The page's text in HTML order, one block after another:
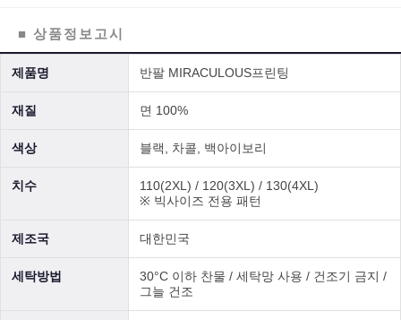
■ 상품정보고시
제품명 반팔 MIRACULOUS프린팅
재질 면 100%
색상 블랙, 차콜, 백아이보리
치수
110(2XL) / 120(3XL) / 130(4XL)
※ 빅사이즈 전용 패턴
제조국 대한민국
세탁방법
30°C 이하 찬물 / 세탁망 사용 / 건조기 금지 /
그늘 건조